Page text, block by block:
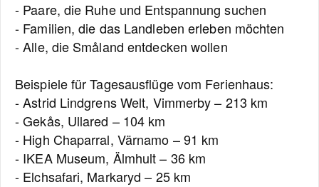
- Paare, die Ruhe und Entspannung suchen
- Familien, die das Landleben erleben möchten
- Alle, die Småland entdecken wollen
Beispiele für Tagesausflüge vom Ferienhaus:
- Astrid Lindgrens Welt, Vimmerby – 213 km
- Gekås, Ullared – 104 km
- High Chaparral, Värnamo – 91 km
- IKEA Museum, Älmhult – 36 km
- Elchsafari, Markaryd – 25 km